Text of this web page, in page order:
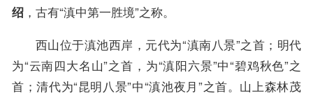
绍，古有“滇中第一胜境”之称。
西山位于滇池西岸，元代为“滇南八景”之首；明代
为“云南四大名山”之首，为“滇阳六景”中“碧鸡秋色”之
首；清代为“昆明八景”中“滇池夜月”之首。山上森林茂